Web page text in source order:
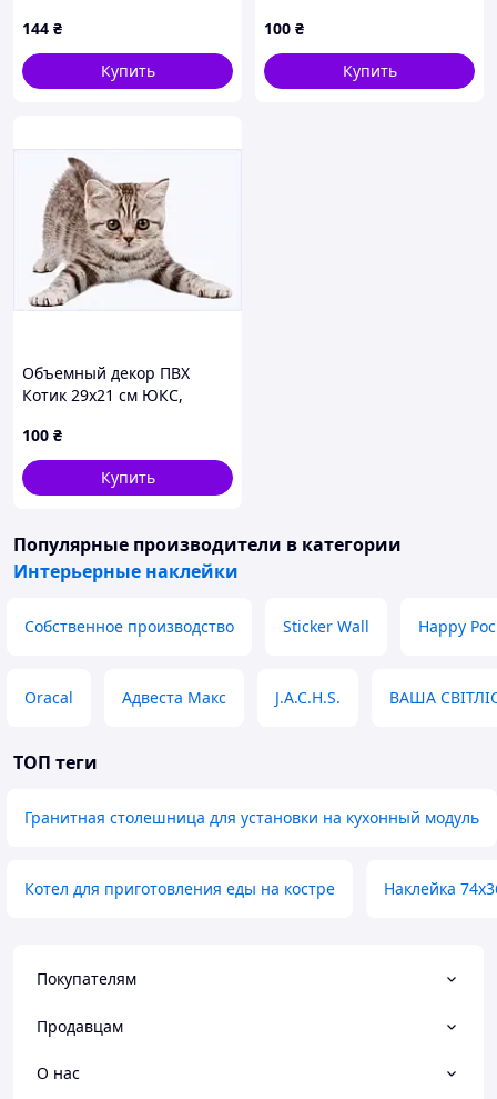
144 ₴
Купить
100 ₴
Купить
Объемный декор ПВХ
Котик 29х21 см ЮКС,
100 ₴
Купить
Популярные производители в категории
Интерьерные наклейки
Собственное производство Sticker Wall Happy
Oracal Адвеста Макс J.A.C.H.S. ВАША
ТОП теги
Гранитная столешница для установки на кухонный модуль
Котел для приготовления еды на костре Наклейка
Покупателям
Продавцам
О нас